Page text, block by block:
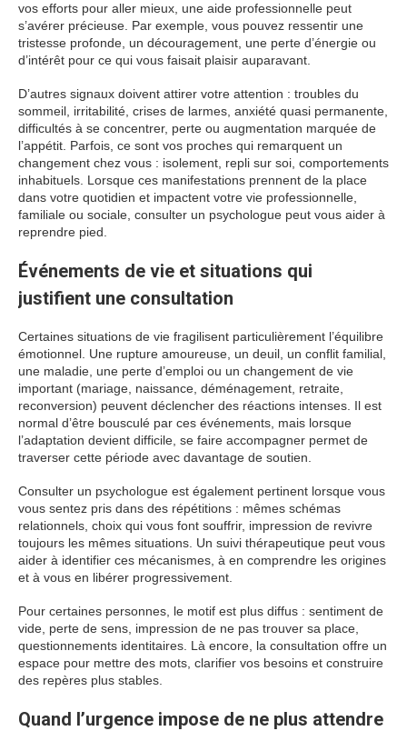
vos efforts pour aller mieux, une aide professionnelle peut
s’avérer précieuse. Par exemple, vous pouvez ressentir une
tristesse profonde, un découragement, une perte d’énergie ou
d’intérêt pour ce qui vous faisait plaisir auparavant.
D’autres signaux doivent attirer votre attention : troubles du
sommeil, irritabilité, crises de larmes, anxiété quasi permanente,
difficultés à se concentrer, perte ou augmentation marquée de
l’appétit. Parfois, ce sont vos proches qui remarquent un
changement chez vous : isolement, repli sur soi, comportements
inhabituels. Lorsque ces manifestations prennent de la place
dans votre quotidien et impactent votre vie professionnelle,
familiale ou sociale, consulter un psychologue peut vous aider à
reprendre pied.
Événements de vie et situations qui
justifient une consultation
Certaines situations de vie fragilisent particulièrement l’équilibre
émotionnel. Une rupture amoureuse, un deuil, un conflit familial,
une maladie, une perte d’emploi ou un changement de vie
important (mariage, naissance, déménagement, retraite,
reconversion) peuvent déclencher des réactions intenses. Il est
normal d’être bousculé par ces événements, mais lorsque
l’adaptation devient difficile, se faire accompagner permet de
traverser cette période avec davantage de soutien.
Consulter un psychologue est également pertinent lorsque vous
vous sentez pris dans des répétitions : mêmes schémas
relationnels, choix qui vous font souffrir, impression de revivre
toujours les mêmes situations. Un suivi thérapeutique peut vous
aider à identifier ces mécanismes, à en comprendre les origines
et à vous en libérer progressivement.
Pour certaines personnes, le motif est plus diffus : sentiment de
vide, perte de sens, impression de ne pas trouver sa place,
questionnements identitaires. Là encore, la consultation offre un
espace pour mettre des mots, clarifier vos besoins et construire
des repères plus stables.
Quand l’urgence impose de ne plus attendre